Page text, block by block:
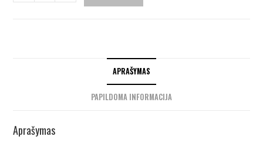
APRAŠYMAS
PAPILDOMA INFORMACIJA
Aprašymas